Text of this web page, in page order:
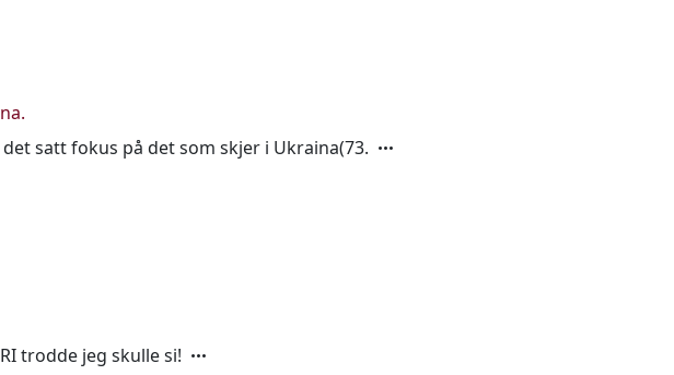
satt fokus på det som skjer i Ukraina(73.
trodde jeg skulle si!